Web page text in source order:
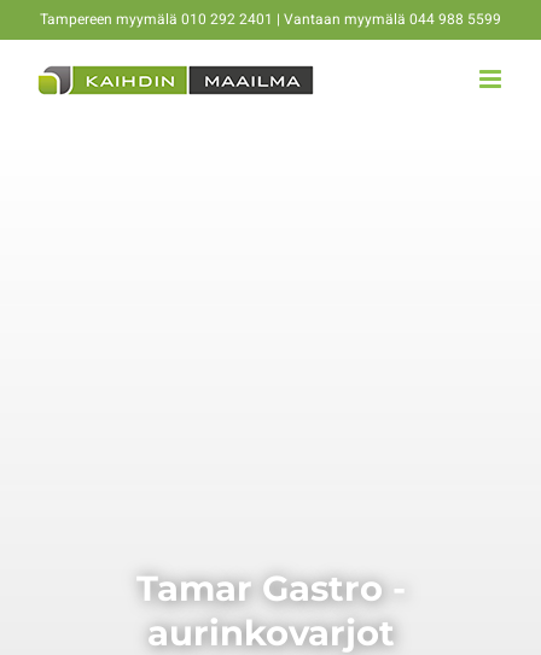
to
content
Tampereen myymälä 010 292 2401 | Vantaan myymälä 044 988 5599
Tamar Gastro -
aurinkovarjot